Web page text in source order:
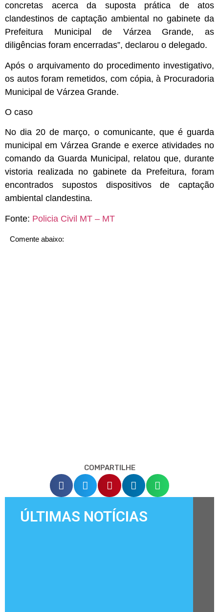
concretas acerca da suposta prática de atos
clandestinos de captação ambiental no gabinete da
Prefeitura Municipal de Várzea Grande, as
diligências foram encerradas”, declarou o delegado.
Após o arquivamento do procedimento investigativo,
os autos foram remetidos, com cópia, à Procuradoria
Municipal de Várzea Grande.
O caso
No dia 20 de março, o comunicante, que é guarda
municipal em Várzea Grande e exerce atividades no
comando da Guarda Municipal, relatou que, durante
vistoria realizada no gabinete da Prefeitura, foram
encontrados supostos dispositivos de captação
ambiental clandestina.
Fonte: Policia Civil MT – MT
Comente abaixo:
COMPARTILHE
ÚLTIMAS NOTÍCIAS